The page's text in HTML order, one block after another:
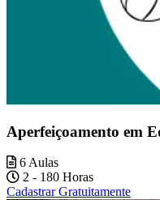
Aperfeiçoamento em
6 Aulas
2 - 180 Horas
Cadastrar Gratuitamente